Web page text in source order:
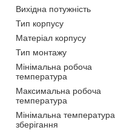
Вихідна потужність
Тип корпусу
Матеріал корпусу
Тип монтажу
Мінімальна робоча
температура
Максимальна робоча
температура
Мінімальна температура
зберігання